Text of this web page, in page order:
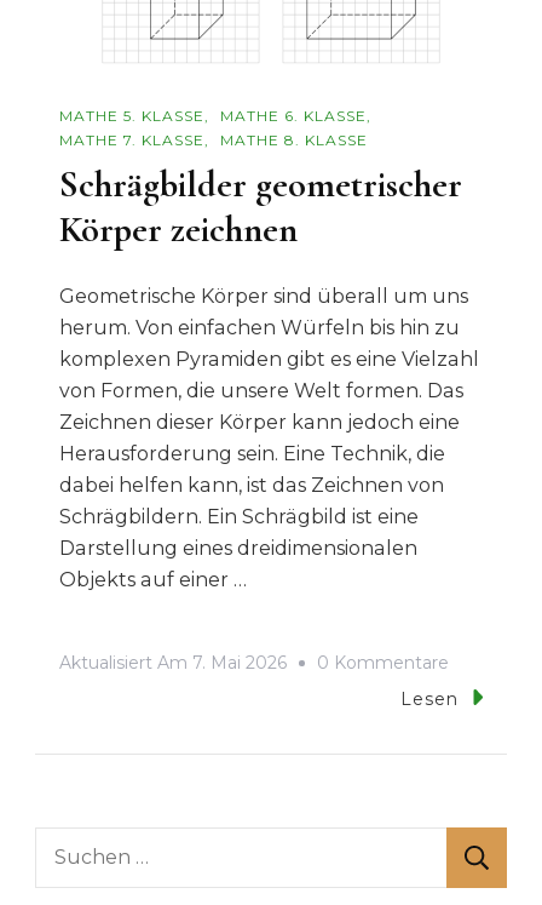
MATHE 5. KLASSE
MATHE 6. KLASSE
MATHE 7. KLASSE
MATHE 8. KLASSE
Schrägbilder geometrischer
Körper zeichnen
Geometrische Körper sind überall um uns
herum. Von einfachen Würfeln bis hin zu
komplexen Pyramiden gibt es eine Vielzahl
von Formen, die unsere Welt formen. Das
Zeichnen dieser Körper kann jedoch eine
Herausforderung sein. Eine Technik, die
dabei helfen kann, ist das Zeichnen von
Schrägbildern. Ein Schrägbild ist eine
Darstellung eines dreidimensionalen
Objekts auf einer …
Aktualisiert Am 7. Mai 2026 0 Kommentare
Lesen
Suchen